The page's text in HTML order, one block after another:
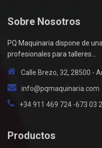
Sobre Nosotros
PQ Maquinaria dispone de
profesionales para talleres...
Calle Brezo, 32, 28500 -
info@pqmaquinaria.com
+34 911 469 724 -673 03
Productos